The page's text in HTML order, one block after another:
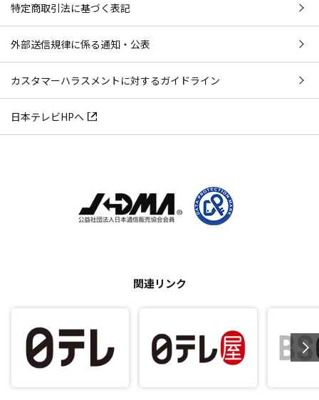
特定商取引法に基づく表記
外部送信規律に係る通知・公表
カスタマーハラスメントに対するガイドライン
日本テレビHPへ
関連リンク